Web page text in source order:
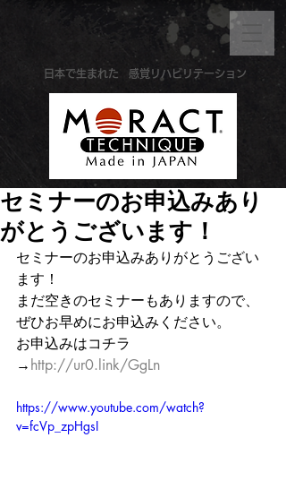
感覚リハビリテーション
​日本で生まれた
セミナーのお申込みあり
がとうございます！
セミナーのお申込みありがとうござい
ます！
まだ空きのセミナーもありますので、
ぜひお早めにお申込みください。
お申込みはコチラ
→ http://ur0.link/GgLn
https://www.youtube.com/watch?
v=fcVp_zpHgsI